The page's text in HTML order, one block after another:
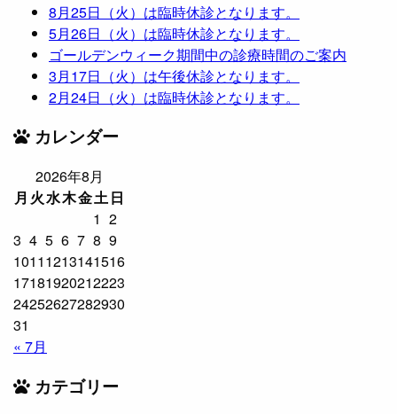
8月25日（火）は臨時休診となります。
5月26日（火）は臨時休診となります。
ゴールデンウィーク期間中の診療時間のご案内
3月17日（火）は午後休診となります。
2月24日（火）は臨時休診となります。
カレンダー
2026年8月
月 火水木金土日
1 2
3 4 5 6 7 8 9
10111213141516
17181920212223
24252627282930
31
« 7月
カテゴリー